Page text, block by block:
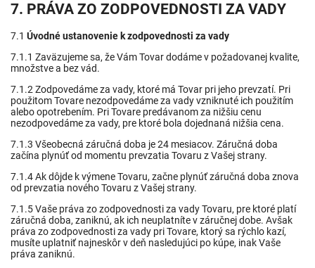
7. PRÁVA ZO ZODPOVEDNOSTI ZA VADY
7.1 Úvodné ustanovenie k zodpovednosti za vady
7.1.1 Zaväzujeme sa, že Vám Tovar dodáme v požadovanej kvalite,
množstve a bez vád.
7.1.2 Zodpovedáme za vady, ktoré má Tovar pri jeho prevzatí. Pri
použitom Tovare nezodpovedáme za vady vzniknuté ich použitím
alebo opotrebením. Pri Tovare predávanom za nižšiu cenu
nezodpovedáme za vady, pre ktoré bola dojednaná nižšia cena.
7.1.3 Všeobecná záručná doba je 24 mesiacov. Záručná doba
začína plynúť od momentu prevzatia Tovaru z Vašej strany.
7.1.4 Ak dôjde k výmene Tovaru, začne plynúť záručná doba znova
od prevzatia nového Tovaru z Vašej strany.
7.1.5 Vaše práva zo zodpovednosti za vady Tovaru, pre ktoré platí
záručná doba, zaniknú, ak ich neuplatníte v záručnej dobe. Avšak
práva zo zodpovednosti za vady pri Tovare, ktorý sa rýchlo kazí,
musíte uplatniť najneskôr v deň nasledujúci po kúpe, inak Vaše
práva zaniknú.